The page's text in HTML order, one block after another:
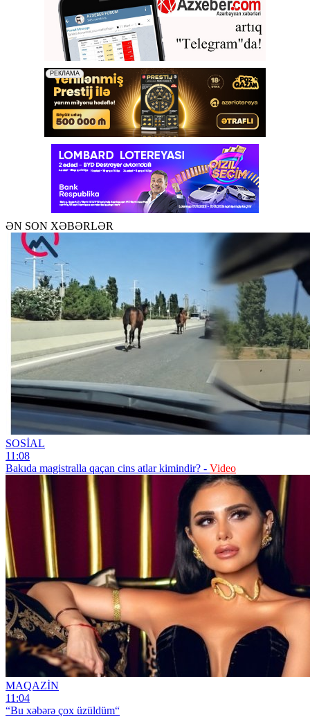
ƏN SON XƏBƏRLƏR
SOSİAL
11:08
Bakıda magistralla qaçan cins atlar kimindir? - Video
MAQAZİN
11:04
“Bu xəbərə çox üzüldüm“